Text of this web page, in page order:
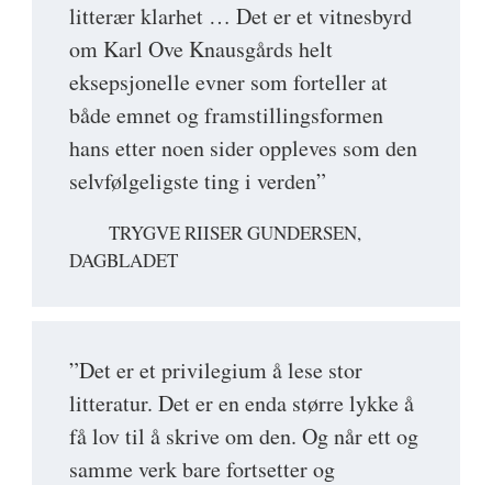
litterær klarhet … Det er et vitnesbyrd
om Karl Ove Knausgårds helt
eksepsjonelle evner som forteller at
både emnet og framstillingsformen
hans etter noen sider oppleves som den
selvfølgeligste ting i verden”
TRYGVE RIISER GUNDERSEN,
DAGBLADET
”Det er et privilegium å lese stor
litteratur. Det er en enda større lykke å
få lov til å skrive om den. Og når ett og
samme verk bare fortsetter og